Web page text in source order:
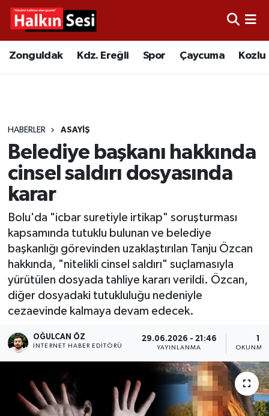
Zonguldak Kdz. Ereğli Spor Çaycuma Kozlu
HABERLER ASAYIŞ
Belediye başkanı hakkında
cinsel saldırı dosyasında
karar
Bolu'da "icbar suretiyle irtikap" soruşturması
kapsamında tutuklu bulunan ve belediye
başkanlığı görevinden uzaklaştırılan Tanju Özcan
hakkında, "nitelikli cinsel saldırı" suçlamasıyla
yürütülen dosyada tahliye kararı verildi. Özcan,
diğer dosyadaki tutukluluğu nedeniyle
cezaevinde kalmaya devam edecek.
OĞULCAN ÖZ
İNTERNET HABER EDITÖRÜ
29.06.2026 - 21:46
YAYINLANMA
1
OKUNMA
Video
Çaycuma
Alaplı
Asayiş
Bartın
Karabük
Devrek
ÇEVRE
BİLİM VE TEKNOLOJİ
DUNYA
Merkez Hava Durumu
Süper Lig Puan Durumu ve Fikstür
Tüm Manşetler
Son Dakika Haberleri
Haber Arşivi